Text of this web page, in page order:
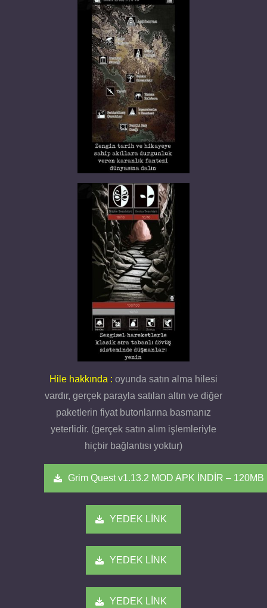
Hile hakkında : oyunda satın alma hilesi
vardır, gerçek parayla satılan altın ve diğer
paketlerin fiyat butonlarına basmanız
yeterlidir. (gerçek satın alım işlemleriyle
hiçbir bağlantısı yoktur)
Grim Quest v1.13.2 MOD APK İNDİR – 120MB
YEDEK LİNK
YEDEK LİNK
YEDEK LİNK